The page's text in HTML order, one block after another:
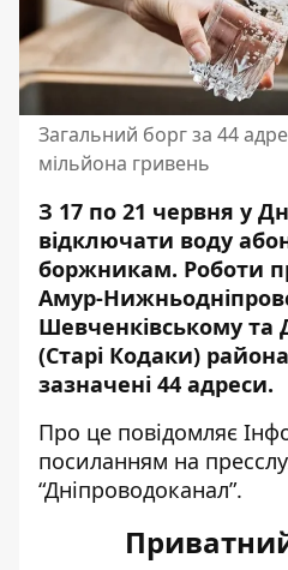
Загальний борг за 44
мільйона гривень
З 17 по 21 червня у
відключати воду
боржникам. Роботи
Амур-
Шевченківському та
(Старі Кодаки)
зазначені 44 адреси.
Про це повідомляє
посиланням на
“Дніпроводоканал”.